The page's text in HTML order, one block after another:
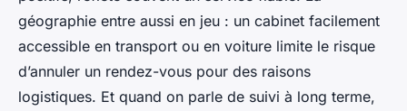
géographie entre aussi en jeu : un cabinet facilement
accessible en transport ou en voiture limite le risque
d’annuler un rendez-vous pour des raisons
logistiques. Et quand on parle de suivi à long terme,